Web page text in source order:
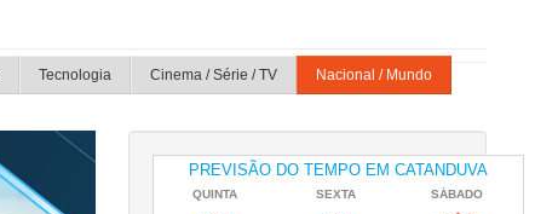
Tecnologia Cinema / Série / TV Nacional / Mundo